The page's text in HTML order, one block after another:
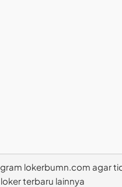
lokerbumn.com agar
terbaru lainnya